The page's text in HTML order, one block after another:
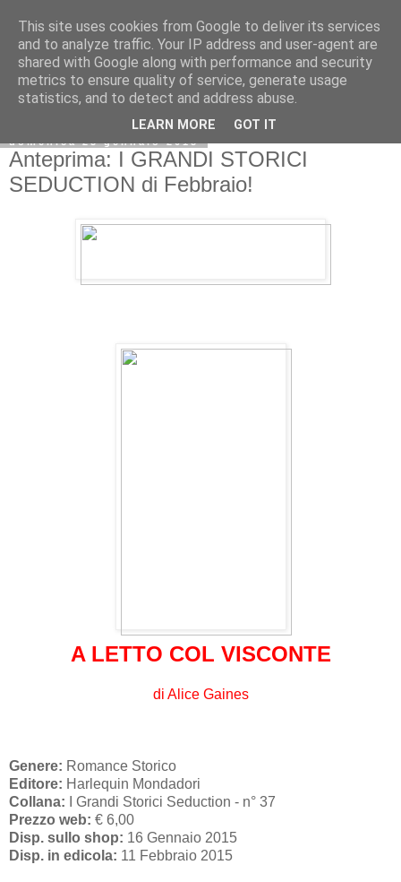
domenica 25 gennaio 2015
Anteprima: I GRANDI STORICI
SEDUCTION di Febbraio!
A LETTO COL VISCONTE
di Alice Gaines
Genere: Romance Storico
Editore: Harlequin Mondadori
Collana:
I Grandi Storici Seduction - n° 37
Prezzo web: € 6,00
Disp. sullo shop: 16 Gennaio 2015
Disp. in edicola: 11 Febbraio 2015
This site uses cookies from Google to deliver its services
and to analyze traffic. Your IP address and user-agent are
shared with Google along with performance and security
metrics to ensure quality of service, generate usage
statistics, and to detect and address abuse.
LEARN MORE GOT IT